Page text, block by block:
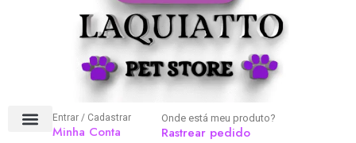
Entrar / Cadastrar
Minha Conta
Onde está meu produto?
Rastrear pedido